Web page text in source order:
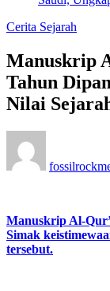
Cerita Sejarah
Manuskrip
Tahun
Nilai
Manuskrip Al-
Simak
tersebut.